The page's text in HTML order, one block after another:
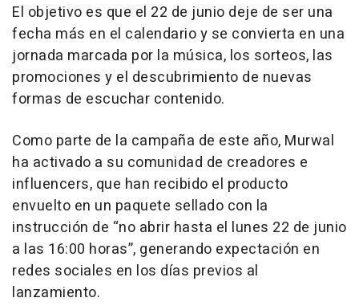
El objetivo es que el 22 de junio deje de ser una
fecha más en el calendario y se convierta en una
jornada marcada por la música, los sorteos, las
promociones y el descubrimiento de nuevas
formas de escuchar contenido.
Como parte de la campaña de este año, Murwal
ha activado a su comunidad de creadores e
influencers, que han recibido el producto
envuelto en un paquete sellado con la
instrucción de “no abrir hasta el lunes 22 de junio
a las 16:00 horas”, generando expectación en
redes sociales en los días previos al
lanzamiento.